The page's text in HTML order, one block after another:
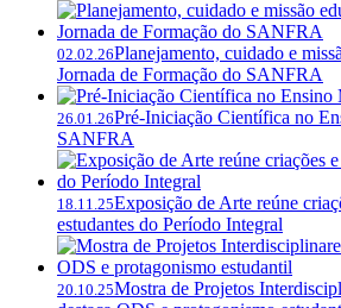
02.02.26Planejamento, cuidado e
Jornada de Formação do SANFRA
26.01.26Pré-Iniciação Científica no
SANFRA
18.11.25Exposição de Arte reúne
estudantes do Período Integral
20.10.25Mostra de Projetos